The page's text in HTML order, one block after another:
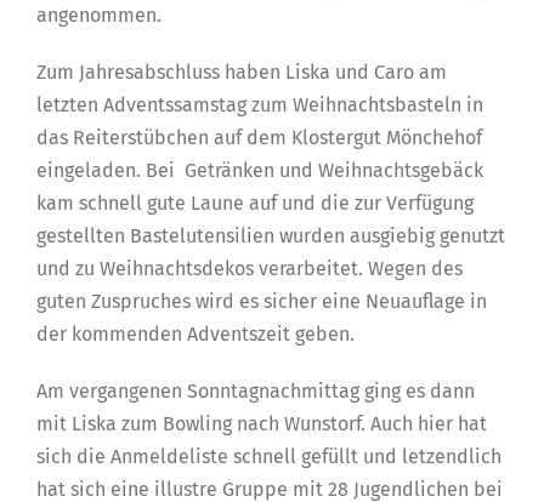
angenommen.
Zum Jahresabschluss haben Liska und Caro am
letzten Adventssamstag zum Weihnachtsbasteln in
das Reiterstübchen auf dem Klostergut Mönchehof
eingeladen. Bei Getränken und Weihnachtsgebäck
kam schnell gute Laune auf und die zur Verfügung
gestellten Bastelutensilien wurden ausgiebig genutzt
und zu Weihnachtsdekos verarbeitet. Wegen des
guten Zuspruches wird es sicher eine Neuauflage in
der kommenden Adventszeit geben.
Am vergangenen Sonntagnachmittag ging es dann
mit Liska zum Bowling nach Wunstorf. Auch hier hat
sich die Anmeldeliste schnell gefüllt und letzendlich
hat sich eine illustre Gruppe mit 28 Jugendlichen bei